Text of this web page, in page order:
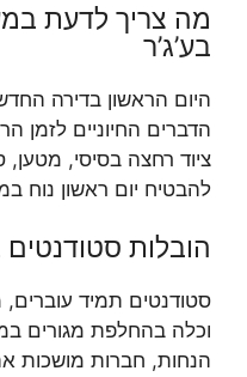
מה צריך לדעת
בע’ג’ר
היום הראשון בדירה
הדברים החיוניים לזמן
ציוד רחצה בסיסי,
להבטיח יום ראשון נוח
הובלות סטודנטים
סטודנטים תמיד
וכלה בהחלפת מגורים
הנחות, חברות מושכות